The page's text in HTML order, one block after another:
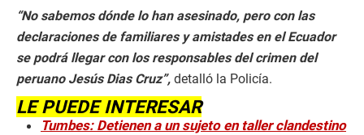
“No sabemos dónde lo han asesinado, pero con las
declaraciones de familiares y amistades en el Ecuador
se podrá llegar con los responsables del crimen del
peruano Jesús Dias Cruz”, detalló la Policía.
LE PUEDE INTERESAR
Tumbes: Detienen a un sujeto en taller clandestino